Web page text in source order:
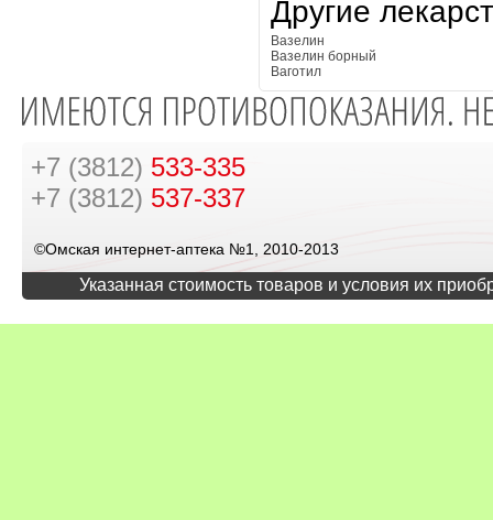
Другие
Вазелин
Вазелин борный
Ваготил
+7 (3812) 533-335
+7 (3812) 537-337
©Омская интернет-аптека №1, 2010-2013
Указанная стоимость товаров и условия их